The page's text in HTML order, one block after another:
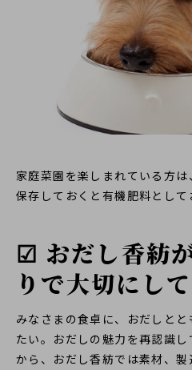
家庭菜園を楽しまれている方
保存しておくと有機肥料として
☑ おだし香紡
りで大切にし
みなさまの食卓に、おだしと
たい。おだしの魅力を再認識
から、おだし香紡では素材、